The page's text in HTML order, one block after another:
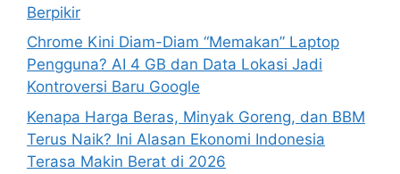
Berpikir
Chrome Kini Diam-Diam “Memakan” Laptop
Pengguna? AI 4 GB dan Data Lokasi Jadi
Kontroversi Baru Google
Kenapa Harga Beras, Minyak Goreng, dan BBM
Terus Naik? Ini Alasan Ekonomi Indonesia
Terasa Makin Berat di 2026